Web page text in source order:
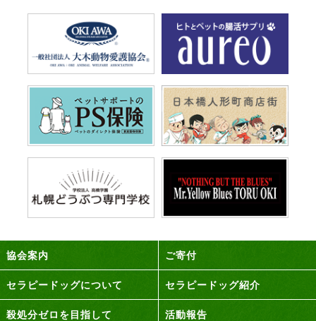
協会案内 ご寄付
セラピードッグについて セラピードッグ紹介
殺処分ゼロを目指して 活動報告